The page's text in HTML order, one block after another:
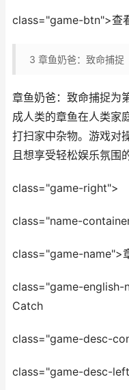
class="game-btn">查
3 章鱼奶爸：致命捕捉
章鱼奶爸：致命捕捉为
成人类的章鱼在人类家
打扫家中杂物。游戏对
且想享受轻松娱乐氛围
class="game-right">
class="name-
class="game-name">
class="game-english-
Catch
class="game-desc-
class="game-desc-